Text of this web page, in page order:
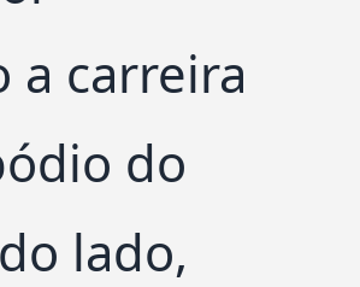
a carreira
do
lado,